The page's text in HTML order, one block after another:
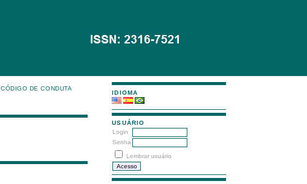
IDIOMA
USUÁRIO
Login
Senha
Lembrar usuário
CÓDIGO DE CONDUTA